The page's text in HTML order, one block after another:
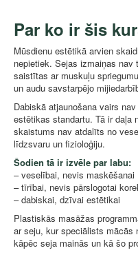
Par ko ir šis
Mūsdienu estētikā arvien
nepietiek. Sejas izmaiņas
saistītas ar muskuļu
un audu savstarpējo
Dabiskā atjaunošana vairs
estētikas standartu. Tā ir daļa
skaistums nav atdalīts no
līdzsvaru un fizioloģiju.
Šodien tā ir izvēle par labu:
– veselībai, nevis maskēšanai
– tīrībai, nevis pārslogotai
– dabiskai, dzīvai estētikai
Plastiskās masāžas
ar seju, kur speciālists
kāpēc seja mainās un kā šo